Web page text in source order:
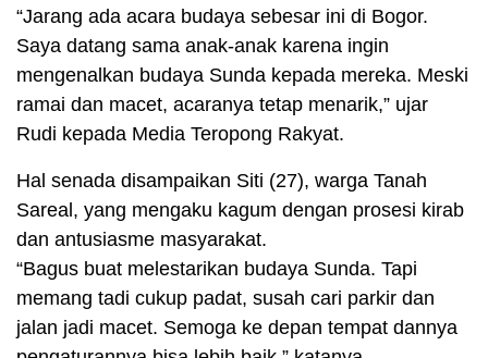
“Jarang ada acara budaya sebesar ini di Bogor.
Saya datang sama anak-anak karena ingin
mengenalkan budaya Sunda kepada mereka. Meski
ramai dan macet, acaranya tetap menarik,” ujar
Rudi kepada Media Teropong Rakyat.
Hal senada disampaikan Siti (27), warga Tanah
Sareal, yang mengaku kagum dengan prosesi kirab
dan antusiasme masyarakat.
“Bagus buat melestarikan budaya Sunda. Tapi
memang tadi cukup padat, susah cari parkir dan
jalan jadi macet. Semoga ke depan tempat dannya